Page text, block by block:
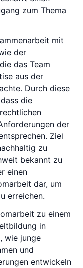
zum Thema
mit
der
das Team
aus der
Durch diese
die
der
Ziel
zu
bekannt zu
einen
dar, um
erreichen.
zu einem
in
wie junge
und
entwickeln